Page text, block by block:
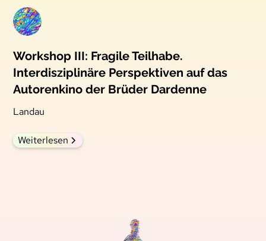
Workshop III: Fragile Teilhabe.
Interdisziplinäre Perspektiven auf das
Autorenkino der Brüder Dardenne
Landau
Weiterlesen